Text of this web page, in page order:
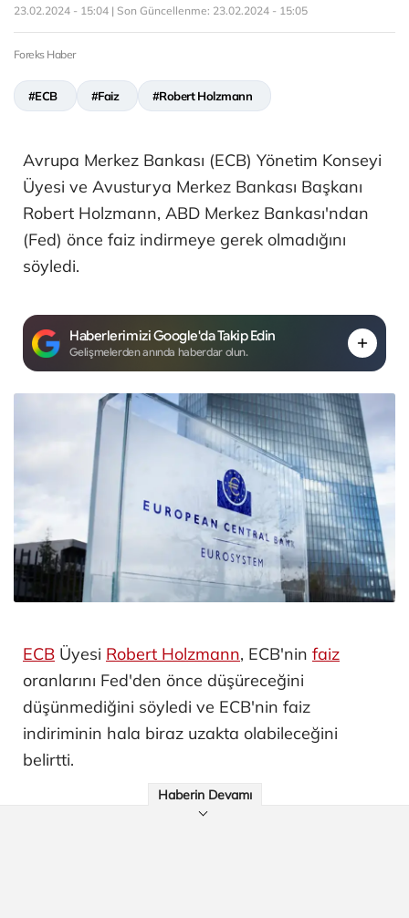
23.02.2024 - 15:04 | Son Güncellenme: 23.02.2024 - 15:05
Foreks Haber
#ECB #Faiz #Robert Holzmann
Avrupa Merkez Bankası (ECB) Yönetim Konseyi
Üyesi ve Avusturya Merkez Bankası Başkanı
Robert Holzmann, ABD Merkez Bankası'ndan
(Fed) önce faiz indirmeye gerek olmadığını
söyledi.
Haberlerimizi Google'da Takip Edin
Gelişmelerden anında haberdar olun.
ECB Üyesi Robert Holzmann, ECB'nin faiz
oranlarını Fed'den önce düşüreceğini
düşünmediğini söyledi ve ECB'nin faiz
indiriminin hala biraz uzakta olabileceğini
belirtti.
Haberin Devamı